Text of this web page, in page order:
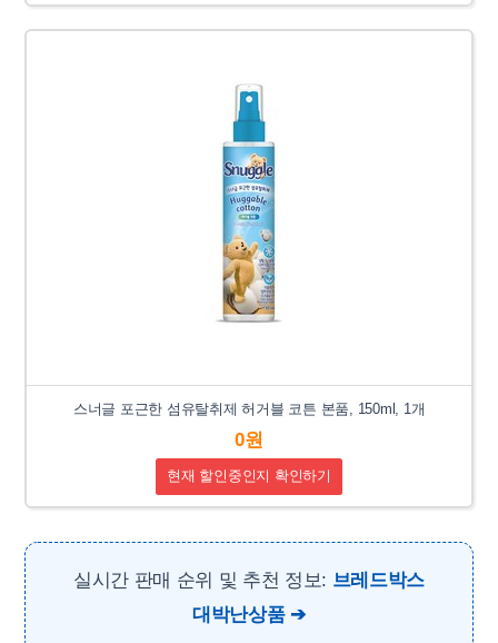
스너글 포근한 섬유탈취제 허거블 코튼 본품, 150ml, 1개
0원
현재 할인중인지 확인하기
실시간 판매 순위 및 추천 정보: 브레드박스
대박난상품